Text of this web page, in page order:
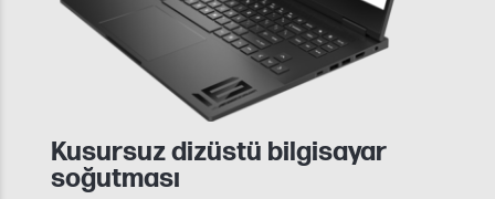
Kusursuz dizüstü bilgisayar
soğutması